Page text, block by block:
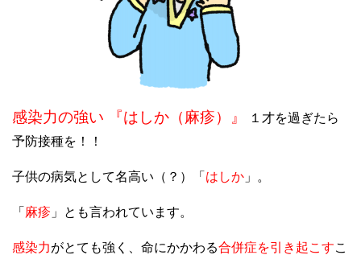
感染力の強い 『はしか（麻疹）』
１才を過ぎたら
予防接種を！！
子供の病気として名高い（？）「 はしか 」。
「 麻疹 」とも言われています。
感染力がとても強く、命にかかわる合併症を引き起こすこ